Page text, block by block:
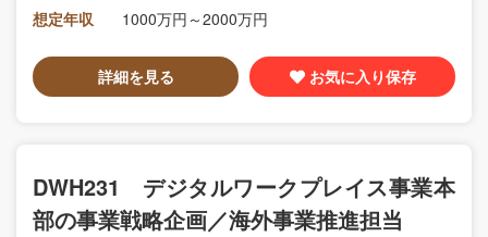
想定年収
1000万円～2000万円
詳細を見る お気に入り保存
DWH231 デジタルワークプレイス事業本
部の事業戦略企画／海外事業推進担当